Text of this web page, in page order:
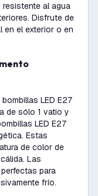
resistente al agua
Disfrute de
en el exterior o en
LED E27
de sólo 1 vatio y
LED E27
Estas
de color de
Las
para
frío.